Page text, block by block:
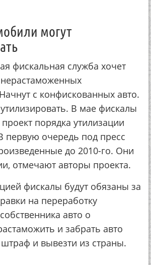
могут
фискальная служба хочет
нерастаможенных
с конфискованных авто.
В мае фискалы
порядка утилизации
первую очередь под пресс
до 2010-го. Они
отмечают авторы проекта.
фискалы будут обязаны за
на переработку
авто о
и забрать авто
штраф и вывезти из страны.